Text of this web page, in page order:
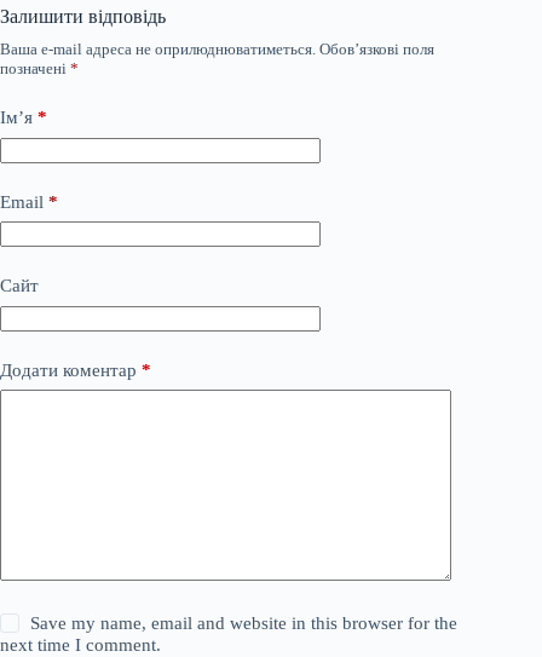
Залишити відповідь
Ваша e-mail адреса не оприлюднюватиметься. Обов’язкові поля
позначені *
Ім’я *
Email *
Сайт
Додати коментар *
Save my name, email and website in this browser for the
next time I comment.